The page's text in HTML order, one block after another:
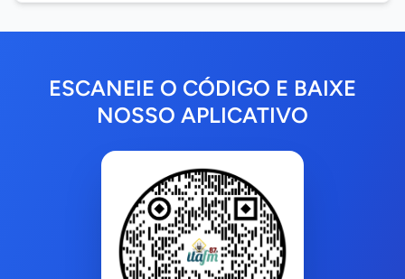
ESCANEIE O CÓDIGO E BAIXE
NOSSO APLICATIVO